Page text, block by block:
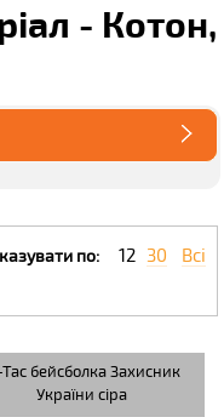
- Котон,
по: 12 30 Всі
бейсболка Захисник
України сіра